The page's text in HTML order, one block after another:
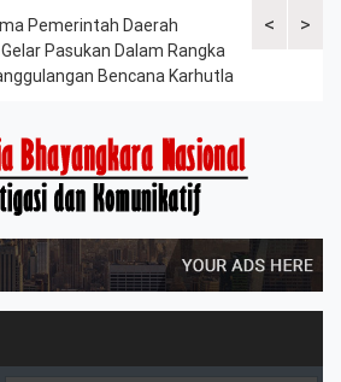
<
Pemerintah Daerah
Pasukan Dalam Rangka
Bencana Karhutla
Jajaran Sat
>